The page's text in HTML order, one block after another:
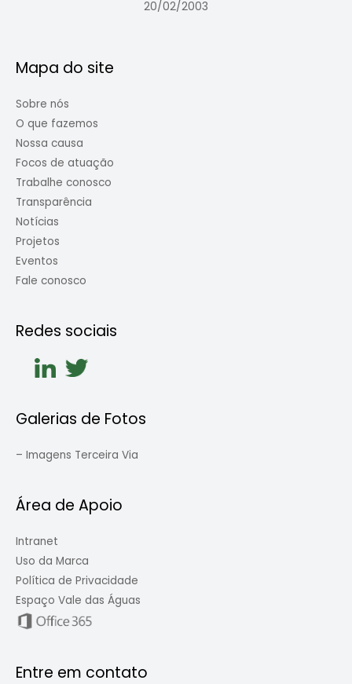
20/02/2003
Mapa do site
Sobre nós
O que fazemos
Nossa causa
Focos de atuação
Trabalhe conosco
Transparência
Notícias
Projetos
Eventos
Fale conosco
Redes sociais
Galerias de Fotos
– Imagens Terceira Via
Área de Apoio
Intranet
Uso da Marca
Política de Privacidade
Espaço Vale das Águas
Entre em contato